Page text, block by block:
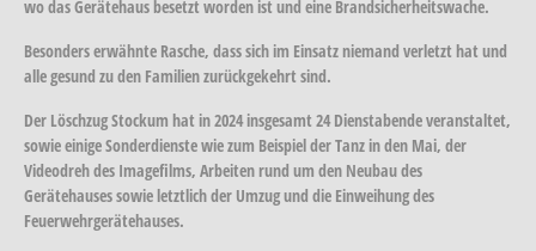
wo das Gerätehaus besetzt worden ist und eine Brandsicherheitswache.
Besonders erwähnte Rasche, dass sich im Einsatz niemand verletzt hat und
alle gesund zu den Familien zurückgekehrt sind.
Der Löschzug Stockum hat in 2024 insgesamt 24 Dienstabende veranstaltet,
sowie einige Sonderdienste wie zum Beispiel der Tanz in den Mai, der
Videodreh des Imagefilms, Arbeiten rund um den Neubau des
Gerätehauses sowie letztlich der Umzug und die Einweihung des
Feuerwehrgerätehauses.